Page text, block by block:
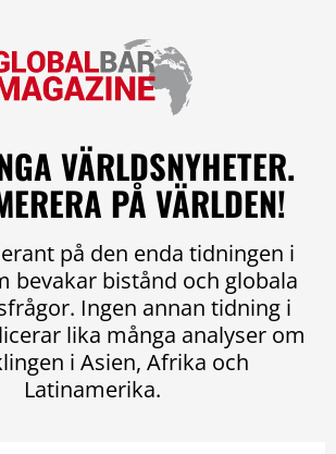
VÄRLDSNYHETER.
PÅ VÄRLDEN!
på den enda tidningen i
bevakar bistånd och globala
Ingen annan tidning i
lika många analyser om
i Asien, Afrika och
Latinamerika.